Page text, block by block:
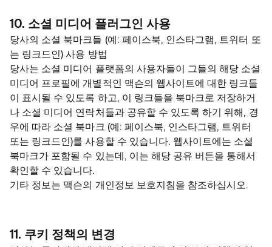
10. 소셜 미디어 플러그인 사용
당사의 소셜 북마크들 (예: 페이스북, 인스타그램, 트위터 또
는 링크드인) 사용 방법
당사는 소셜 미디어 플랫폼의 사용자들이 그들의 해당 소셜
미디어 프로필에 개별적인 맥슨의 웹사이트에 대한 링크들
이 표시될 수 있도록 하고, 이 링크들을 북마크로 저장하거
나 소셜 미디어 연락처들과 공유할 수 있도록 하기 위해, 경
우에 따라 소셜 북마크 (예: 페이스북, 인스타그램, 트위터
또는 링크드인)를 사용할 수 있습니다. 웹사이트에는 소셜
북마크가 포함될 수 있는데, 이는 해당 공유 버튼을 통해서
확인할 수 있습니다.
기타 정보는 맥슨의 개인정보 보호지침을 참조하십시오.
11. 쿠키 정책의 변경